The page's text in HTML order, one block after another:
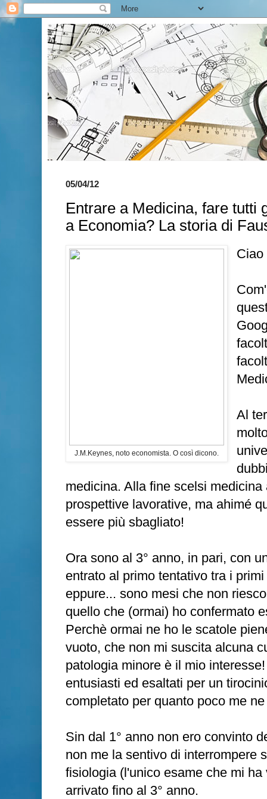
05/04/12
Entrare a Medicina, fare tutti
a Economia? La storia di
J.M.Keynes, noto economista. O così dicono.
Ciao
Al
medicina. Alla fine scelsi
prospettive lavorative, ma ahimé
essere più sbagliato!
Ora sono al 3° anno, in pari, con
entrato al primo tentativo tra i
eppure... sono mesi che non
quello che (ormai) ho confermato
Perchè ormai ne ho le scatole
vuoto, che non mi suscita alcuna
patologia minore è il mio
entusiasti ed esaltati per un
completato per quanto poco me
Sin dal 1° anno non ero convinto
non me la sentivo di interrompere
fisiologia (l'unico esame che mi
arrivato fino al 3° anno.